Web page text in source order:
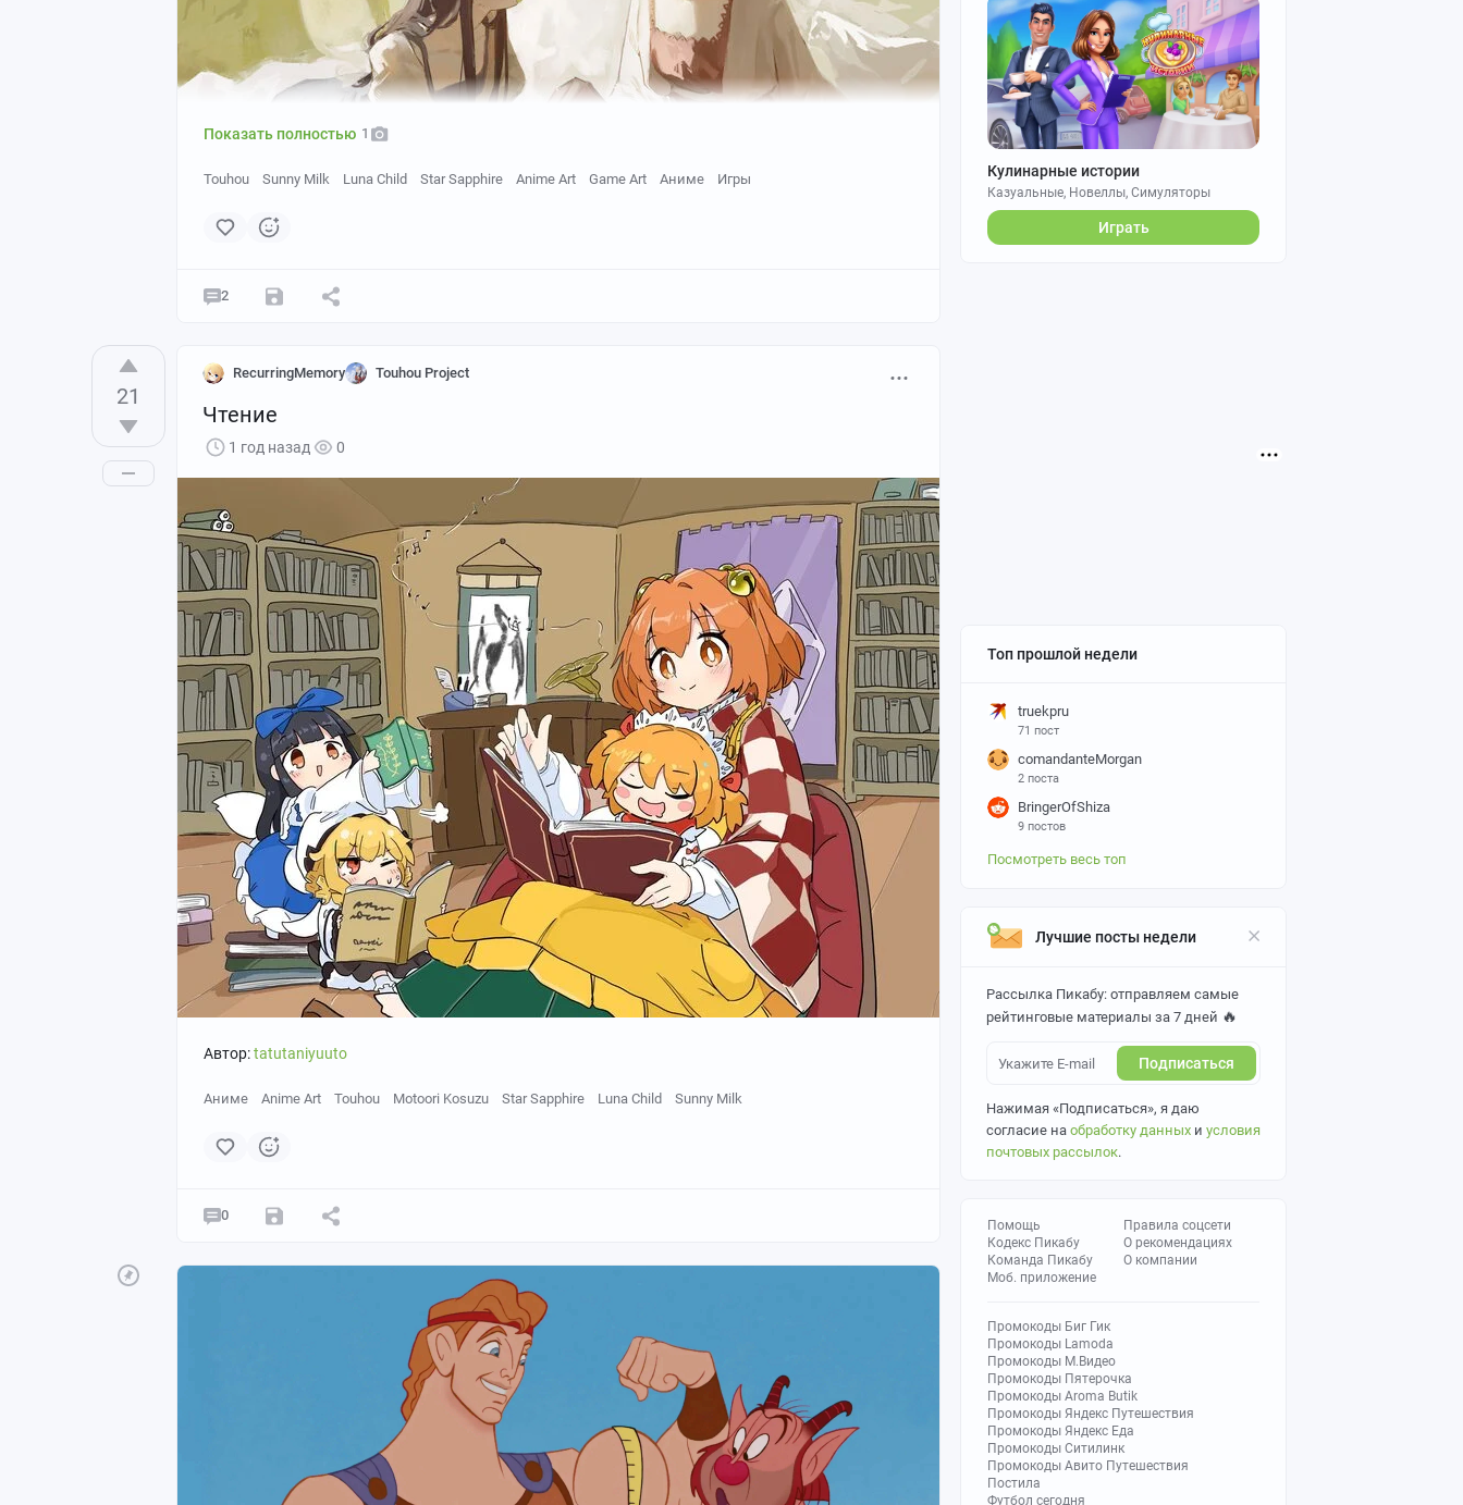
Кулинарные истории
Казуальные, Новеллы, Симуляторы
Играть
Топ прошлой недели
truekpru
71 пост
comandanteMorgan
2 поста
BringerOfShiza
9 постов
Посмотреть весь топ
Лучшие посты недели
Рассылка Пикабу: отправляем самые
рейтинговые материалы за 7 дней 🔥
Подписаться
Нажимая «Подписаться», я даю
согласие на обработку данных и условия
почтовых рассылок.
Помощь
Кодекс Пикабу
Команда Пикабу
Моб. приложение
Правила соцсети
О рекомендациях
О компании
Промокоды Биг Гик
Промокоды Lamoda
Промокоды М.Видео
Промокоды Пятерочка
Промокоды Aroma Butik
Промокоды Яндекс Путешествия
Промокоды Яндекс Еда
Промокоды Ситилинк
Промокоды Авито Путешествия
Постила
Футбол сегодня
さわららど
Показать полностью 1
Touhou Sunny Milk Luna Child Star Sapphire Anime Art Game Art Аниме Игры
2
21
RecurringMemory Touhou Project
Чтение
1 год назад 0
Автор:tatutaniyuuto
Аниме Anime Art Touhou Motoori Kosuzu Star Sapphire Luna Child Sunny Milk
0